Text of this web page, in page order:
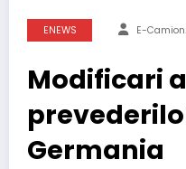
ENEWS E-
Modificari
Germania